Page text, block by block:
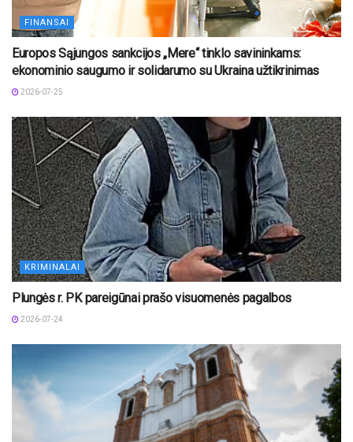
FINANSAI
Europos Sąjungos sankcijos „Mere“ tinklo savininkams:
ekonominio saugumo ir solidarumo su Ukraina užtikrinimas
2026-07-25
KRIMINALAI
Plungės r. PK pareigūnai prašo visuomenės pagalbos
2026-07-24